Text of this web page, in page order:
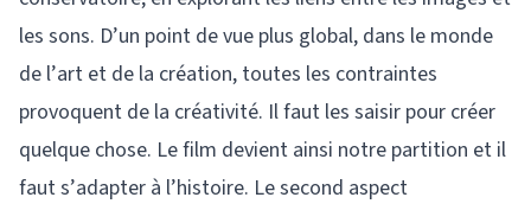
les sons. D’un point de vue plus global, dans le monde
de l’art et de la création, toutes les contraintes
provoquent de la créativité. Il faut les saisir pour créer
quelque chose. Le film devient ainsi notre partition et il
faut s’adapter à l’histoire. Le second aspect